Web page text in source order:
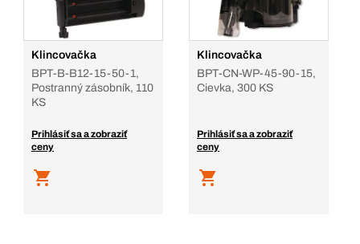
Klincovačka
BPT-B-B12-15-50-1,
Postranný zásobník, 110
KS
Prihlásiť sa a zobraziť
ceny
Klincovačka
BPT-CN-WP-45-90-15,
Cievka, 300 KS
Prihlásiť sa a zobraziť
ceny